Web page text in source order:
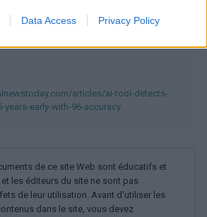
Data Access Privacy Policy
articles/ai-tool-detects-
years-early-with-96-accuracy
de ce site Web sont éducatifs et
les éditeurs du site ne sont pas
de leur utilisation. Avant d'utiliser les
dans le site, vous devez